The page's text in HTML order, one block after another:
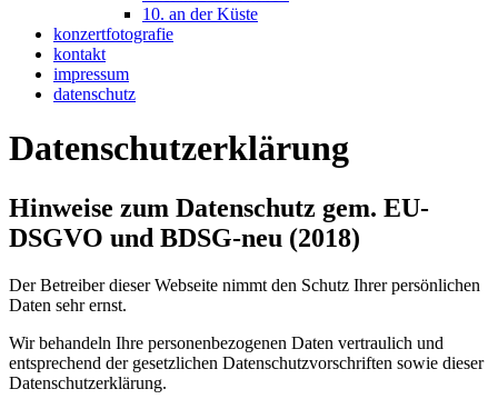
10. an der Küste
konzertfotografie
kontakt
impressum
datenschutz
Datenschutzerklärung
Hinweise zum Datenschutz gem. EU-
DSGVO und BDSG-neu (2018)
Der Betreiber dieser Webseite nimmt den Schutz Ihrer persönlichen
Daten sehr ernst.
Wir behandeln Ihre personenbezogenen Daten vertraulich und
entsprechend der gesetzlichen Datenschutzvorschriften sowie dieser
Datenschutzerklärung.